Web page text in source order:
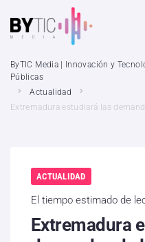
ByTIC Media | Innovación y
Públicas
Actualidad
Extremadura estudiará las
ACTUALIDAD
El tiempo estimado de
Extremadura